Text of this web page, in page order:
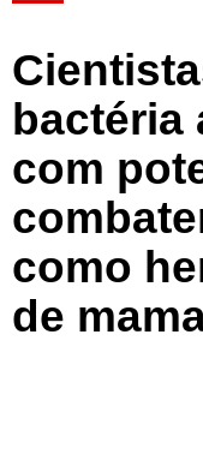
bactéria
com
como
de